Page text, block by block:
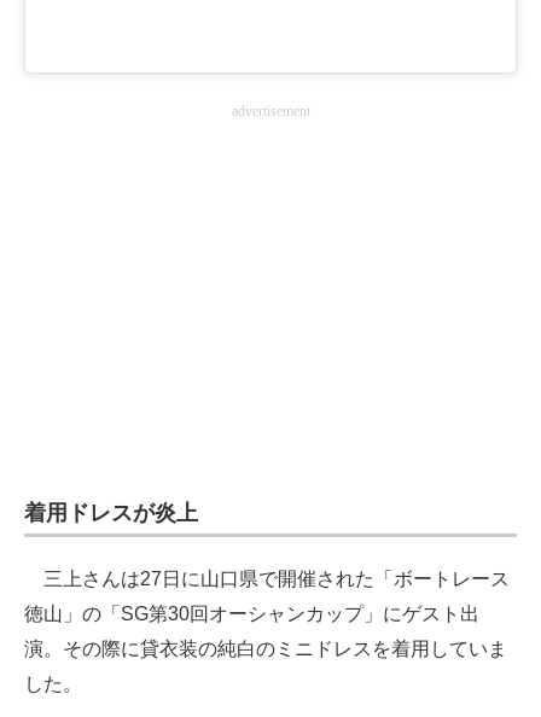
電子設計の基本と応用
エネルギーの専門メディア
建設×テクノロジーの最前線
advertisement
着用ドレスが炎上
三上さんは27日に山口県で開催された「ボートレース
徳山」の「SG第30回オーシャンカップ」にゲスト出
演。その際に貸衣装の純白のミニドレスを着用していま
した。